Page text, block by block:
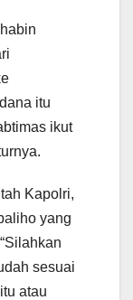
itu
ikut
Kapolri,
yang
sesuai
atau